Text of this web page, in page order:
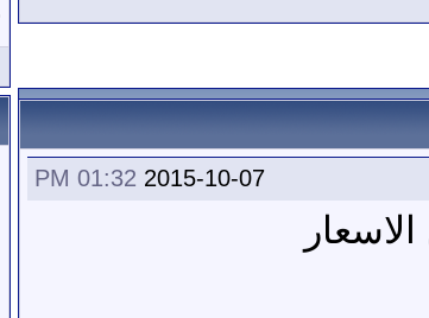
2015-10-07
01:32 PM